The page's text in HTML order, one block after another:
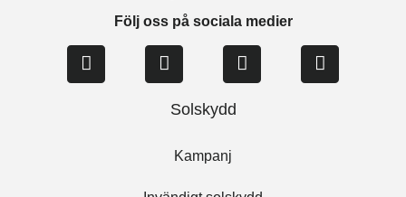
Följ oss på sociala medier
Solskydd
Kampanj